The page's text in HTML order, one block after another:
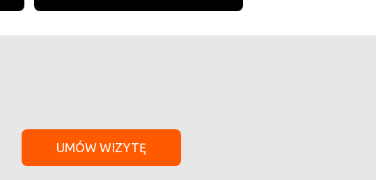
UMÓW WIZYTĘ